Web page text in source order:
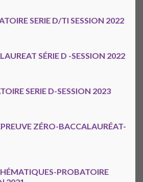
SERIE D/TI SESSION 2022
SÉRIE D -SESSION 2022
SERIE D-SESSION 2023
ZÉRO-BACCALAURÉAT-
PROBATOIRE